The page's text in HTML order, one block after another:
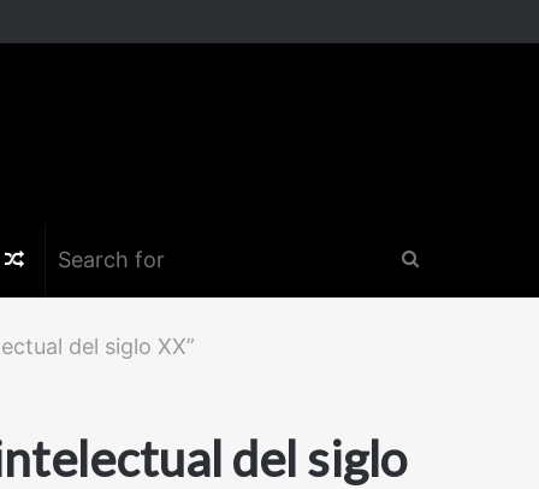
Random
del siglo XX”
del siglo